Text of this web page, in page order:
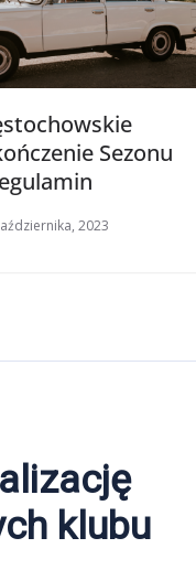
Sezonu
2023